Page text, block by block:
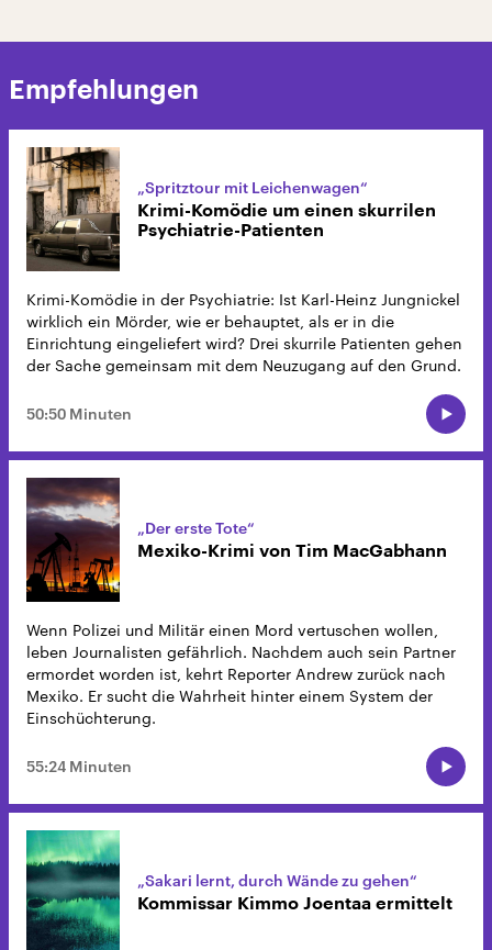
Empfehlungen
„Spritztour mit Leichenwagen“
Krimi-Komödie um einen skurrilen
Psychiatrie-Patienten
Krimi-Komödie in der Psychiatrie: Ist Karl-Heinz Jungnickel
wirklich ein Mörder, wie er behauptet, als er in die
Einrichtung eingeliefert wird? Drei skurrile Patienten gehen
der Sache gemeinsam mit dem Neuzugang auf den Grund.
50:50 Minuten
„Der erste Tote“
Mexiko-Krimi von Tim MacGabhann
Wenn Polizei und Militär einen Mord vertuschen wollen,
leben Journalisten gefährlich. Nachdem auch sein Partner
ermordet worden ist, kehrt Reporter Andrew zurück nach
Mexiko. Er sucht die Wahrheit hinter einem System der
Einschüchterung.
55:24 Minuten
„Sakari lernt, durch Wände zu gehen“
Kommissar Kimmo Joentaa ermittelt